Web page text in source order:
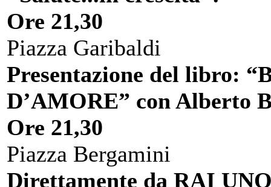
Ore 21,30
Piazza Garibaldi
Presentazione del libro:
D’AMORE” con Alberto
Ore 21,30
Piazza Bergamini
Direttamente da RAI